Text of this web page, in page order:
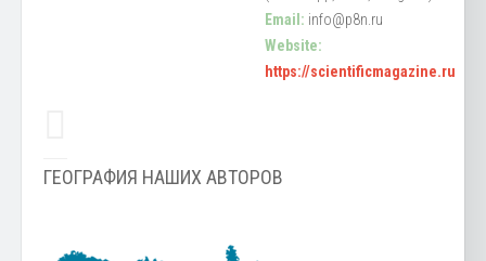
Email: info@p8n.ru
Website:
https://scientificmagazine.ru
ГЕОГРАФИЯ НАШИХ АВТОРОВ